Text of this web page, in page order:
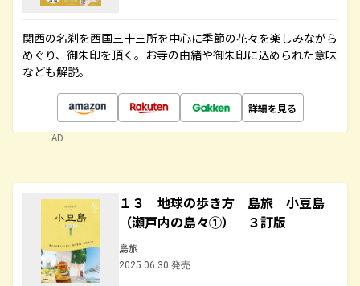
関西の名刹を西国三十三所を中心に季節の花々を楽しみながら
めぐり、御朱印を頂く。お寺の由緒や御朱印に込められた意味
なども解説。
詳細を見る
AD
１３ 地球の歩き方 島旅 小豆島
（瀬戸内の島々①） ３訂版
島旅
2025.06.30 発売